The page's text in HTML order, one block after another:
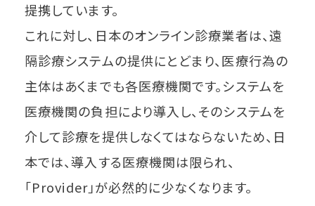
提携しています。
これに対し、日本のオンライン診療業者は、遠
隔診療システムの提供にとどまり、医療行為の
主体はあくまでも各医療機関です。システムを
医療機関の負担により導入し、そのシステムを
介して診療を提供しなくてはならないため、日
本では、導入する医療機関は限られ、
「Provider」が必然的に少なくなります。